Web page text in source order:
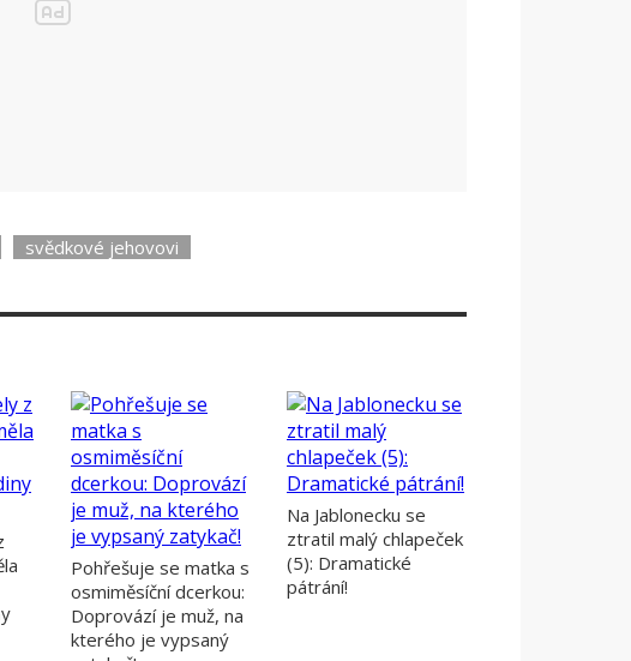
svědkové jehovovi
Pohřešuje se matka s
osmiměsíční dcerkou:
Doprovází je muž, na
kterého je vypsaný
Na Jablonecku se
ztratil malý chlapeček
(5): Dramatické
pátrání!